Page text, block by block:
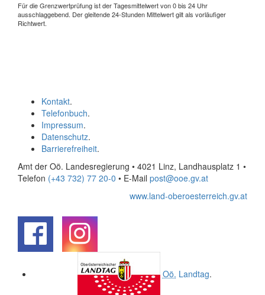
Für die Grenzwertprüfung ist der Tagesmittelwert von 0 bis 24 Uhr
ausschlaggebend. Der gleitende 24-Stunden Mittelwert gilt als vorläufiger
Richtwert.
Kontakt.
Telefonbuch.
Impressum.
Datenschutz.
Barrierefreiheit.
Amt der Oö. Landesregierung • 4021 Linz, Landhausplatz 1 •
Telefon (+43 732) 77 20-0 • E-Mail post@ooe.gv.at
www.land-oberoesterreich.gv.at
Oö. Landtag.